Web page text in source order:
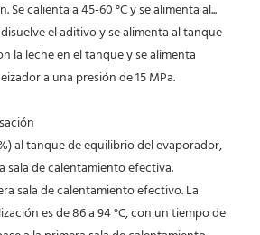
Se calienta a 45-60 °C y se alimenta al...
la leche en el tanque y se alimenta
a una presión de 15 MPa.
sala de calentamiento efectiva.
es de 86 a 94 °C, con un tiempo de